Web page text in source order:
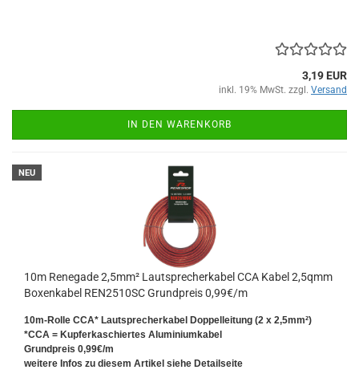
3,19 EUR
inkl. 19% MwSt. zzgl. Versand
IN DEN WARENKORB
NEU
10m Renegade 2,5mm² Lautsprecherkabel CCA Kabel 2,5qmm
Boxenkabel REN2510SC Grundpreis 0,99€/m
10m-Rolle CCA* Lautsprecherkabel Doppelleitung (2 x 2,5mm²)
*CCA = Kupferkaschiertes Aluminiumkabel
Grundpreis 0,99€/m
weitere Infos zu diesem Artikel siehe Detailseite